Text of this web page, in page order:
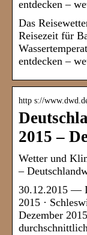
entdecken –
Das
Reisezeit für
entdecken –
http s://
2015 –
Wetter und
–
30.12.2015 —
2015 ·
Dezember